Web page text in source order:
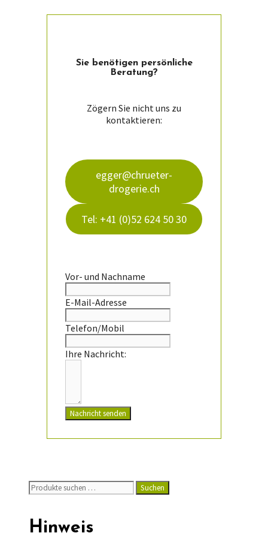
Die
Sie ­benötigen persön­liche
Beratung?
Zögern Sie nicht uns zu
kontaktieren:
egger@chrueter-
drogerie.ch
Tel: +41 (0)52 624 50 30
Vor- und Nachname
E-Mail-Adresse
Telefon/Mobil
Ihre Nachricht:
Nachricht senden
Suchen
nach:
Suchen
Hinweis